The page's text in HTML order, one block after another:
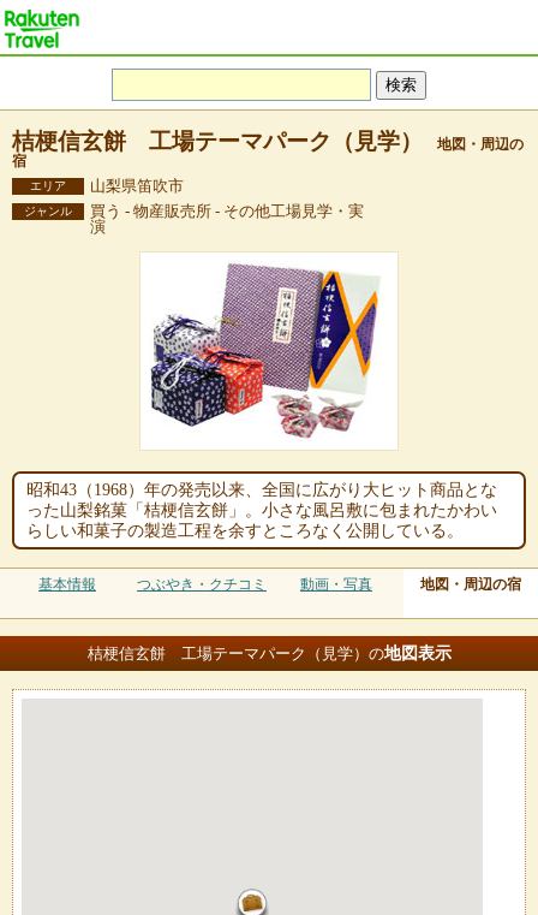
桔梗信玄餅 工場テーマパーク（見学）
地図・周辺の
宿
エリア 山梨県笛吹市
ジャンル
買う - 物産販売所 - その他工場見学・実
演
昭和43（1968）年の発売以来、全国に広がり大ヒット商品とな
った山梨銘菓「桔梗信玄餅」。小さな風呂敷に包まれたかわい
らしい和菓子の製造工程を余すところなく公開している。
基本情報 つぶやき・クチコミ 動画・写真 地図・周辺の宿
桔梗信玄餅 工場テーマパーク（見学）の地図表示